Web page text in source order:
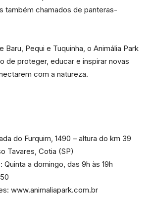
também chamados de panteras-
Baru, Pequi e Tuquinha, o Animália Park
de proteger, educar e inspirar novas
com a natureza.
do Furquim, 1490 – altura do km 39
Tavares, Cotia (SP)
Quinta a domingo, das 9h às 19h
www.animaliapark.com.br